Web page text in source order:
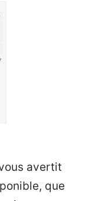
avertit
que